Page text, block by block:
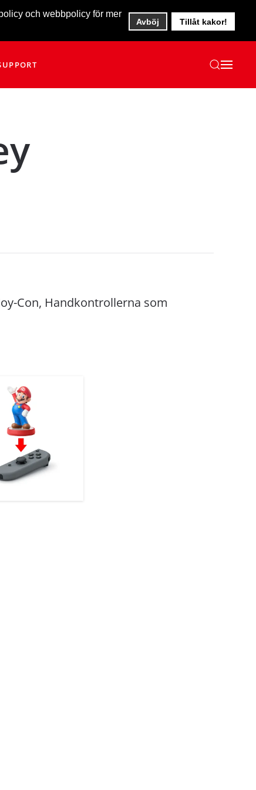
och webbpolicy för mer
Avböj Tillåt kakor!
Con, Handkontrollerna som